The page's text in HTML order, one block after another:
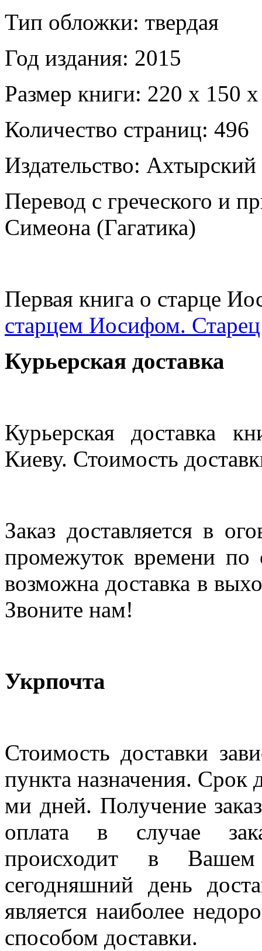
Тип обложки: твердая
Год издания: 2015
Размер книги: 220 х 150
Количество страниц: 496
Издательство:
Перевод с греческого и
Симеона (Гагатика)
Первая книга о старце
старцем Иосифом.
Курьерская доставка
Курьерская доставка
Киеву. Стоимость
Заказ доставляется в
промежуток времени по
возможна доставка в
Звоните нам!
Укрпочта
Стоимость доставки
пункта назначения. Срок
ми дней. Получение
оплата в случае
происходит в
сегодняшний день
является наиболее
способом доставки.